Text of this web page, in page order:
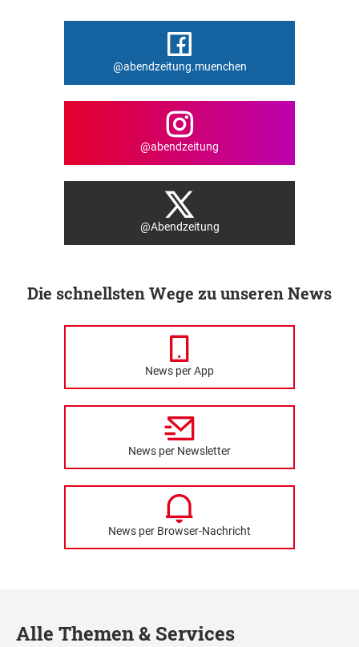
@abendzeitung.muenchen
@abendzeitung
@Abendzeitung
Die schnellsten Wege zu unseren News
News per App
News per Newsletter
News per Browser-Nachricht
Alle Themen & Services